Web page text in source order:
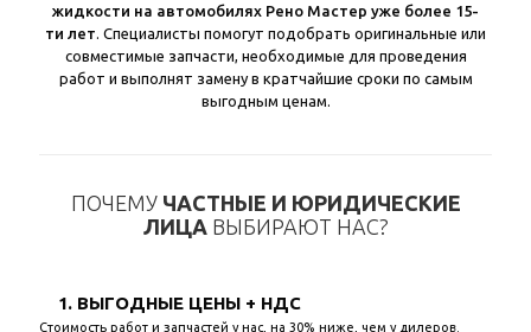
жидкости на автомобилях Рено Мастер уже более 15-
ти лет . Специалисты помогут подобрать оригинальные или
совместимые запчасти, необходимые для проведения
работ и выполнят замену в кратчайшие сроки по самым
выгодным ценам.
ПОЧЕМУ ЧАСТНЫЕ И ЮРИДИЧЕСКИЕ
ЛИЦА ВЫБИРАЮТ НАС?
1. ВЫГОДНЫЕ ЦЕНЫ + НДС
Стоимость работ и запчастей у нас, на 30% ниже, чем у дилеров.